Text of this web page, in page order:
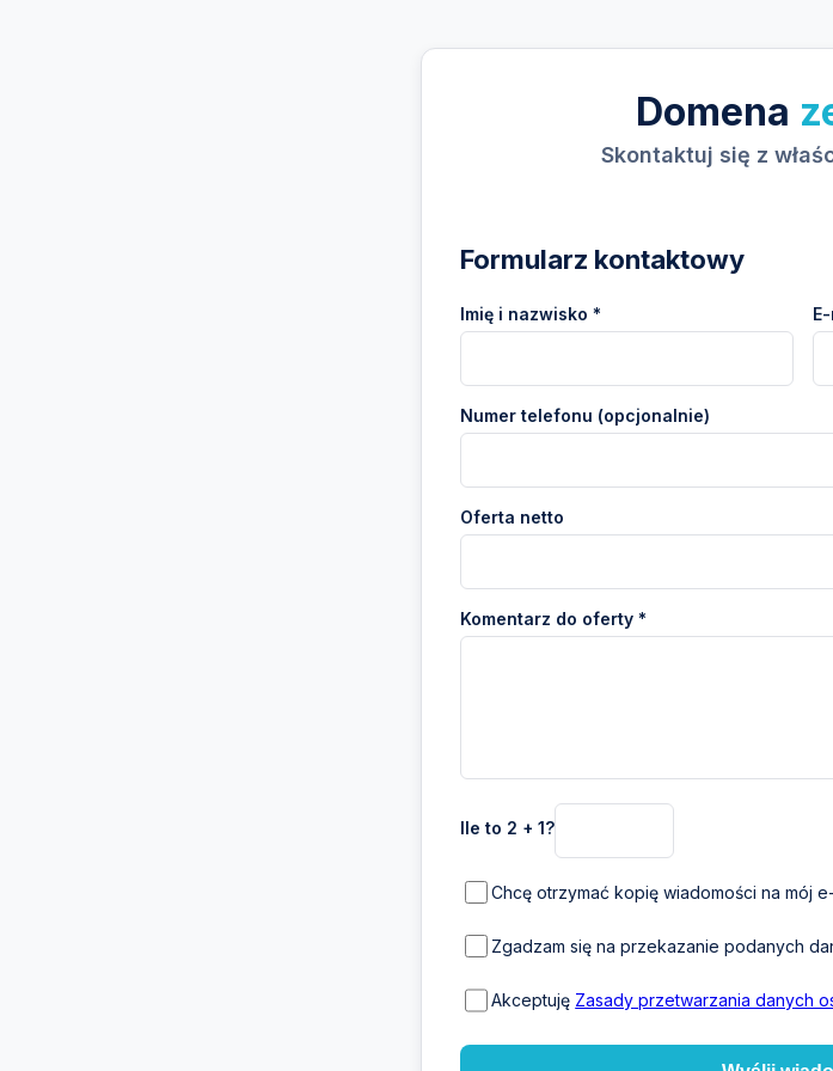
Domena
Skontaktuj się z
Formularz kontaktowy
Imię i nazwisko *
Numer telefonu (opcjonalnie)
Oferta netto
Komentarz do oferty *
Ile to 2 + 1?
Chcę otrzymać kopię wiadomości na mój
Zgadzam się na przekazanie podanych
Akceptuję Zasady przetwarzania danych